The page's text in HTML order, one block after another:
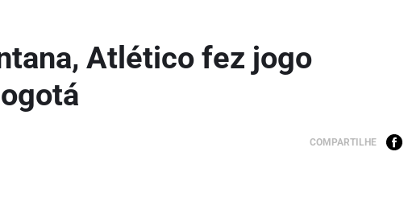
Atlético fez jogo
COMPARTILHE